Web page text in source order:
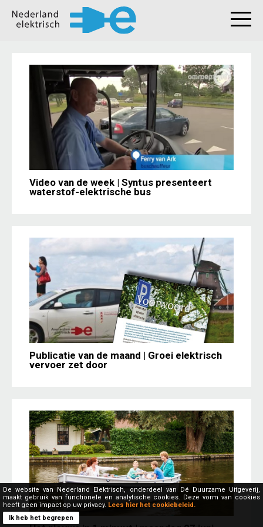
Video van de week | Syntus presenteert
waterstof-elektrische bus
Publicatie van de maand | Groei elektrisch
vervoer zet door
De website van Nederland Elektrisch, onderdeel van Dé Duurzame Uitgeverij,
maakt gebruik van functionele en analytische cookies. Deze vorm van cookies
heeft geen impact op uw privacy. Lees hier het cookiebeleid.
Ik heb het begrepen